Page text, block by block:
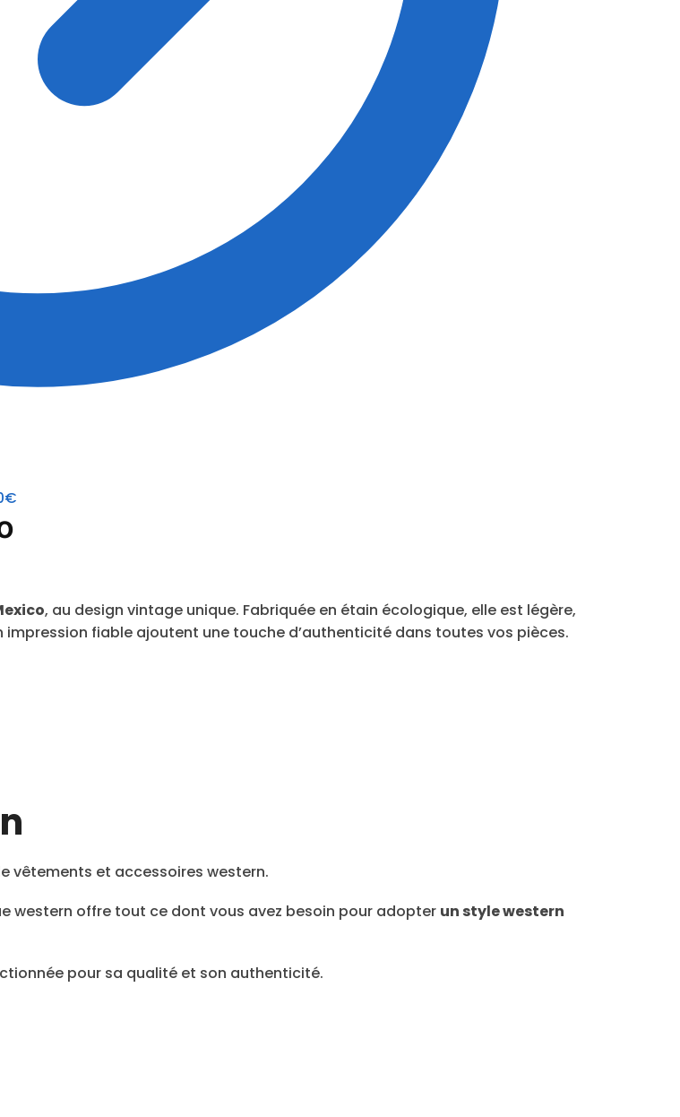
€
, au design vintage unique. Fabriquée en étain écologique, elle est légère,
impression fiable ajoutent une touche d’authenticité dans toutes vos pièces.
vêtements et accessoires western.
western offre tout ce dont vous avez besoin pour adopter un style western
pour sa qualité et son authenticité.